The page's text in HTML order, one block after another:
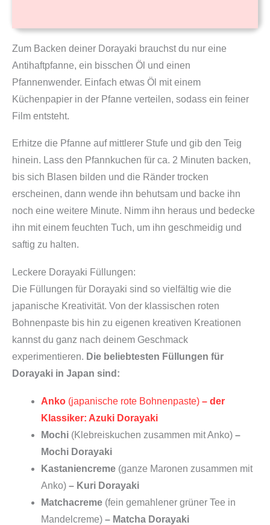
Zum Backen deiner Dorayaki brauchst du nur eine
Antihaftpfanne, ein bisschen Öl und einen
Pfannenwender. Einfach etwas Öl mit einem
Küchenpapier in der Pfanne verteilen, sodass ein feiner
Film entsteht.
Erhitze die Pfanne auf mittlerer Stufe und gib den Teig
hinein. Lass den Pfannkuchen für ca. 2 Minuten backen,
bis sich Blasen bilden und die Ränder trocken
erscheinen, dann wende ihn behutsam und backe ihn
noch eine weitere Minute. Nimm ihn heraus und bedecke
ihn mit einem feuchten Tuch, um ihn geschmeidig und
saftig zu halten.
Leckere Dorayaki Füllungen:
Die Füllungen für Dorayaki sind so vielfältig wie die
japanische Kreativität. Von der klassischen roten
Bohnenpaste bis hin zu eigenen kreativen Kreationen
kannst du ganz nach deinem Geschmack
experimentieren. Die beliebtesten Füllungen für
Dorayaki in Japan sind:
Anko (japanische rote Bohnenpaste) – der
Klassiker: Azuki Dorayaki
Mochi (Klebreiskuchen zusammen mit Anko) –
Mochi Dorayaki
Kastaniencreme (ganze Maronen zusammen mit
Anko) – Kuri Dorayaki
Matchacreme (fein gemahlener grüner Tee in
Mandelcreme) – Matcha Dorayaki